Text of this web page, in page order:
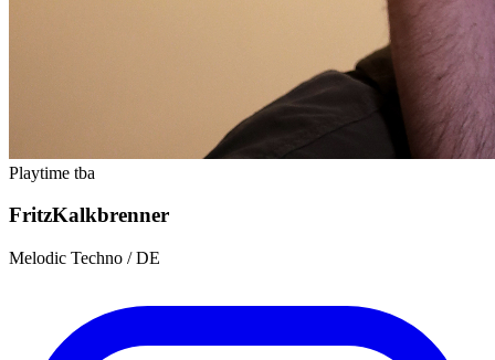
Playtime tba
FritzKalkbrenner
Melodic Techno / DE